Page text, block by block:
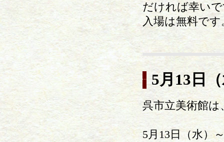
だければ幸い
入場は無料です
5月13日
呉市立美術館
5月13日（水）